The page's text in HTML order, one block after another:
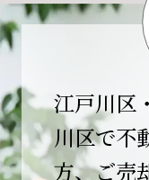
【開業10周年の
平素より格別の
ございます。
おかげさまで当
て開業10周年を
江戸川区
川区で不
方、ご売